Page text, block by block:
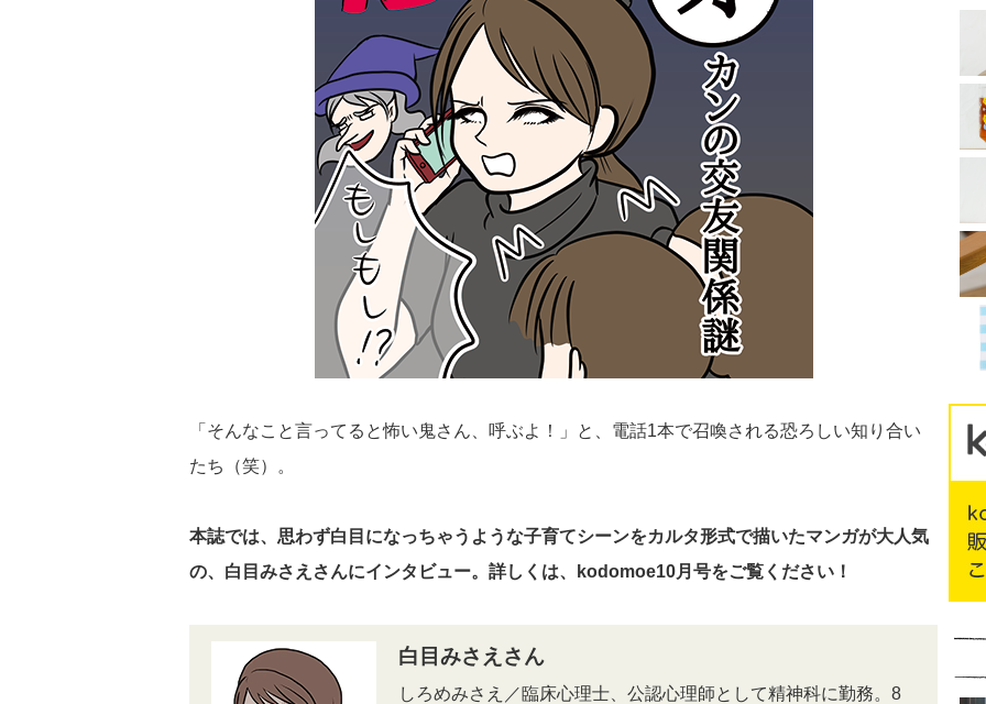
「そんなこと言ってると怖い鬼さん、呼ぶよ！」と、電話1本で召喚される恐ろしい知り合い
たち（笑）。
本誌では、思わず白目になっちゃうような子育てシーンをカルタ形式で描いたマンガが大人気
の、白目みさえさんにインタビュー。詳しくは、kodomoe10月号をご覧ください！
白目みさえさん
しろめみさえ／臨床心理士、公認心理師として精神科に勤務。8